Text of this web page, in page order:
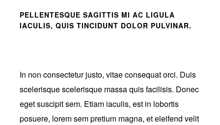
PELLENTESQUE SAGITTIS MI AC LIGULA
IACULIS, QUIS TINCIDUNT DOLOR PULVINAR.
In non consectetur justo, vitae consequat orci. Duis
scelerisque scelerisque massa quis facilisis. Donec
eget suscipit sem. Etiam iaculis, est in lobortis
posuere, lorem sem pretium magna, et eleifend velit